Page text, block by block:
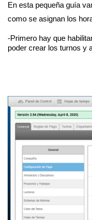
En esta pequeña guía
como se asignan los
-Primero hay que
poder crear los turnos y